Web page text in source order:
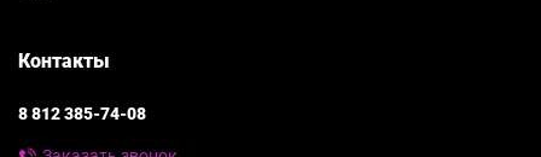
Контакты
8 812 385-74-08